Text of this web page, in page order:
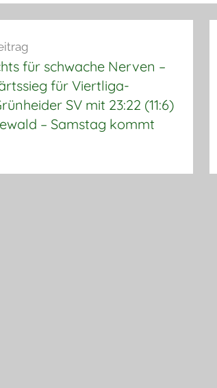
für schwache Nerven –
für Viertliga-
SV mit 23:22 (11:6)
– Samstag kommt